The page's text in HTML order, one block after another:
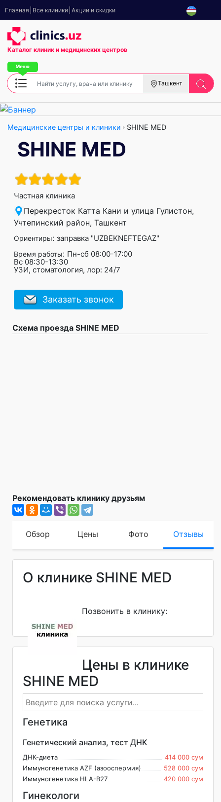
Главная Все клиники Акции и скидки
Каталог клиник и медицинских центров
Ташкент
Медицинские центры и клиники SHINE MED
SHINE MED
Частная клиника
Перекресток Катта Кани и улица Гулистон,
Учтепинский район, Ташкент
Ориентиры: заправка "UZBEKNEFTEGAZ"
Время работы: Пн-сб 08:00-17:00
Вс 08:30-13:30
УЗИ, стоматология, лор: 24/7
Заказать звонок
Схема проезда SHINE MED
Рекомендовать клинику друзьям
Обзор Цены Фото Отзывы
О клинике SHINE MED
Позвонить в клинику:
Цены в клинике
SHINE MED
Генетика
Генетический анализ, тест ДНК
ДНК-диета
414 000 сум
Иммуногенетика AZF (азооспермия)
528 000 сум
Иммуногенетика HLA-B27
420 000 сум
Гинекологи